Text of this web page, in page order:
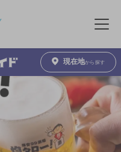
メニュ
現在地から探す